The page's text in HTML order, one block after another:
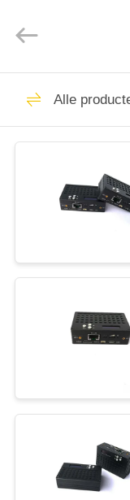
THUIS
OVER
CONTACT
MET
Technology
Co.,Ltd.
Reserved.
De
De
Alle